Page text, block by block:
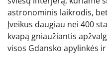
astronominis laikrodis,
Įveikus daugiau nei 400
kvapą gniaužiantis
visos Gdansko apylinkės